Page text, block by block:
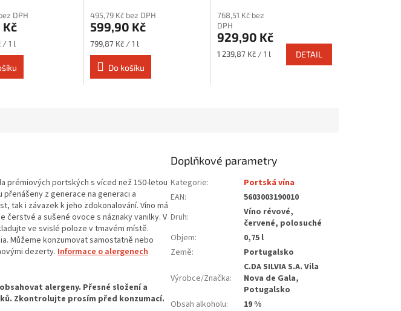
DPH
Kč
/ 1 l
495,79 Kč bez DPH
599,90 Kč
Měrná
cena:
799,87 Kč / 1 l
Do košíku
768,51 Kč bez
DPH
929,90 Kč
Měrná
1 239,87 Kč / 1 l DETAIL
prémiových portských s víced než 150-letou
z generace na generaci a
tak i závazek k jeho zdokonalování. Víno má
čerstvé a sušené ovoce s náznaky vanilky. V
ve svislé poloze v tmavém místě.
Můžeme konzumovat samostatně nebo
dezerty. Informace o alergenech
Doplňkové parametry
Kategorie:
Portská vína
EAN:
5603003190010
Druh:
Víno révové,
červené, polosuché
Objem:
0,75 l
Země: Portugalsko
Výrobce/Značka:
C.DA SILVIA S.A. Vila
Nova de Gala,
Potugalsko
Obsah alkoholu:
19 %